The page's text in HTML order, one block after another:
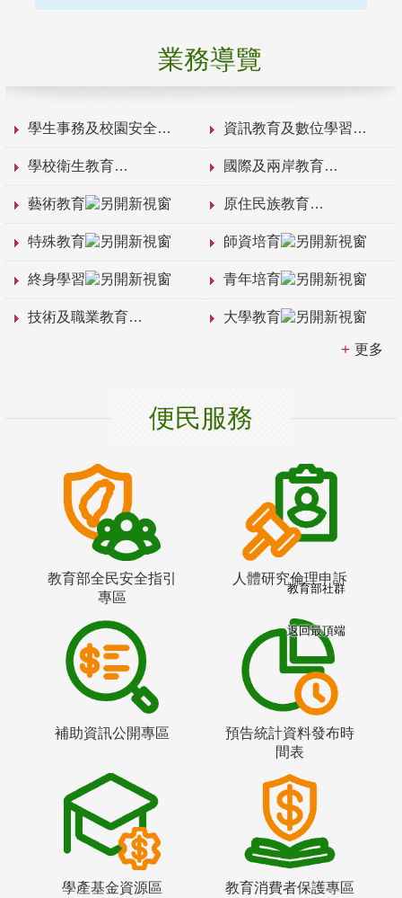
業務導覽
學生事務及校園安全 資訊教育及數位學習
學校衛生教育 國際及兩岸教育
藝術教育 原住民族教育
特殊教育 師資培育
終身學習 青年培育
技術及職業教育 大學教育
更多
便民服務
教育部全民安全指引
專區
人體研究倫理申訴
補助資訊公開專區
預告統計資料發布時
間表
學產基金資源區 教育消費者保護專區
教育部社群
返回最頂端